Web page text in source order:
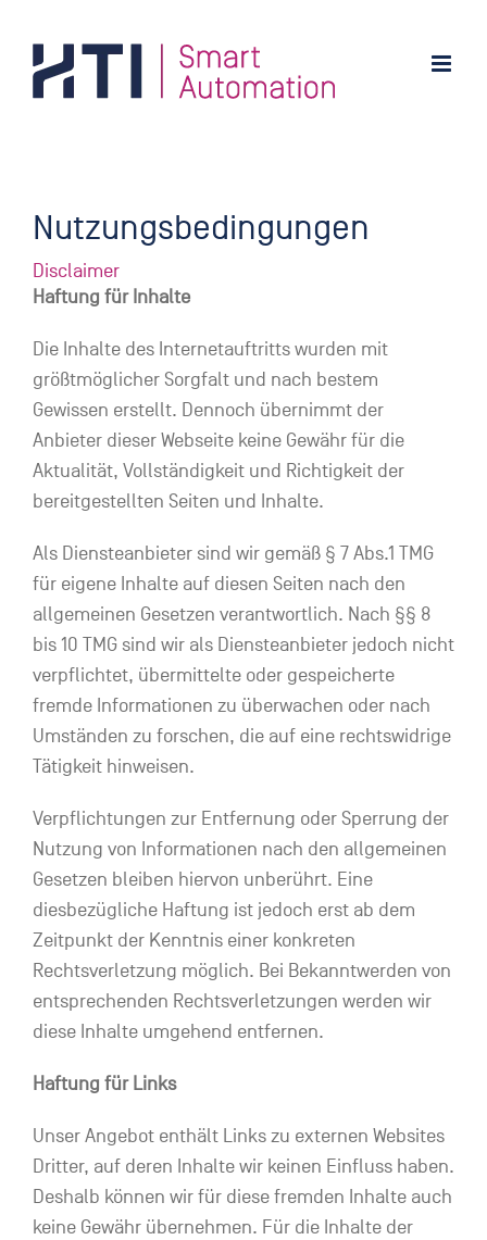
Inhalt
springen
Nutzungsbedingungen
Disclaimer
Haftung für Inhalte
Die Inhalte des Internetauftritts wurden mit
größtmöglicher Sorgfalt und nach bestem
Gewissen erstellt. Dennoch übernimmt der
Anbieter dieser Webseite keine Gewähr für die
Aktualität, Vollständigkeit und Richtigkeit der
bereitgestellten Seiten und Inhalte.
Als Diensteanbieter sind wir gemäß § 7 Abs.1 TMG
für eigene Inhalte auf diesen Seiten nach den
allgemeinen Gesetzen verantwortlich. Nach §§ 8
bis 10 TMG sind wir als Diensteanbieter jedoch nicht
verpflichtet, übermittelte oder gespeicherte
fremde Informationen zu überwachen oder nach
Umständen zu forschen, die auf eine rechtswidrige
Tätigkeit hinweisen.
Verpflichtungen zur Entfernung oder Sperrung der
Nutzung von Informationen nach den allgemeinen
Gesetzen bleiben hiervon unberührt. Eine
diesbezügliche Haftung ist jedoch erst ab dem
Zeitpunkt der Kenntnis einer konkreten
Rechtsverletzung möglich. Bei Bekanntwerden von
entsprechenden Rechtsverletzungen werden wir
diese Inhalte umgehend entfernen.
Haftung für Links
Unser Angebot enthält Links zu externen Websites
Dritter, auf deren Inhalte wir keinen Einfluss haben.
Deshalb können wir für diese fremden Inhalte auch
keine Gewähr übernehmen. Für die Inhalte der